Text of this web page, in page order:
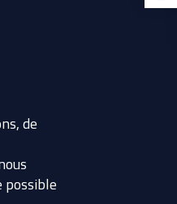
de
possible